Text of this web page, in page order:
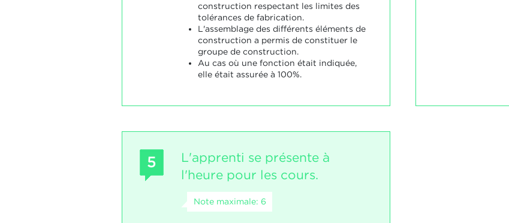
construction respectant les limites des
tolérances de fabrication.
L'assemblage des différents éléments de
construction a permis de constituer le
groupe de construction.
Au cas où une fonction était indiquée,
elle était assurée à 100%.
5
L'apprenti se présente à
l'heure pour les cours.
Note maximale: 6